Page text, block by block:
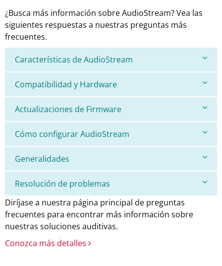
¿Busca más información sobre AudioStream? Vea las
siguientes respuestas a nuestras preguntas más
frecuentes.
Características de AudioStream
Compatibilidad y Hardware
Actualizaciones de Firmware
Cómo configurar AudioStream
Generalidades
Resolución de problemas
Diríjase a nuestra página principal de preguntas
frecuentes para encontrar más información sobre
nuestras soluciones auditivas.
Conozca más detalles